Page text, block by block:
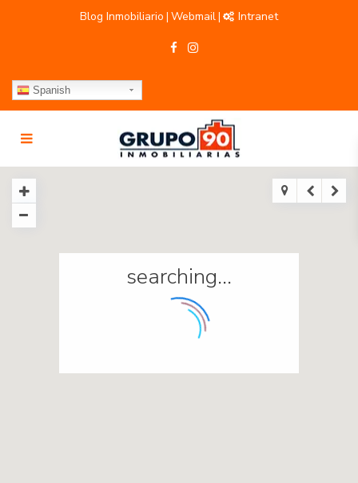
Blog Inmobiliario | Webmail| Intranet
Spanish
searching...